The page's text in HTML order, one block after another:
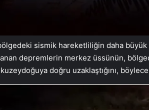
sismik hareketliliğin daha
depremlerin merkez üssünün,
kuzeydoğuya doğru uzaklaştığını,